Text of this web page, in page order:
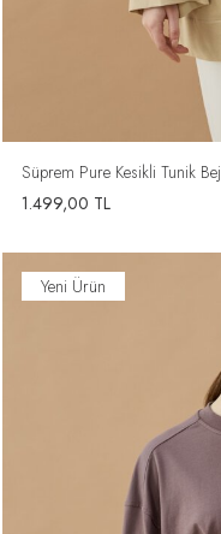
Süprem Pure Kesikli Tunik Bej
1.499,00 TL
Yeni Ürün